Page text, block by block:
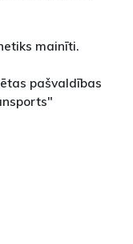
mainīti.
pašvaldības